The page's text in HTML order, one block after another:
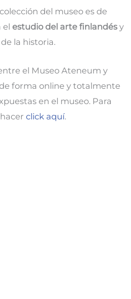
del museo es de
el estudio del arte finlandésy
la historia.
el Museo Ateneum y
forma online y totalmente
en el museo. Para
click aquí.